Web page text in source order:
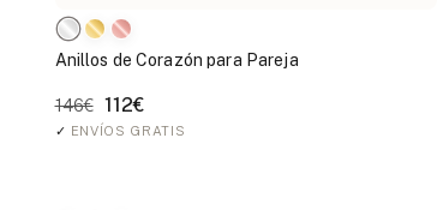
Anillos de Corazón para Pareja
146€ 112€
✓ ENVÍOS GRATIS